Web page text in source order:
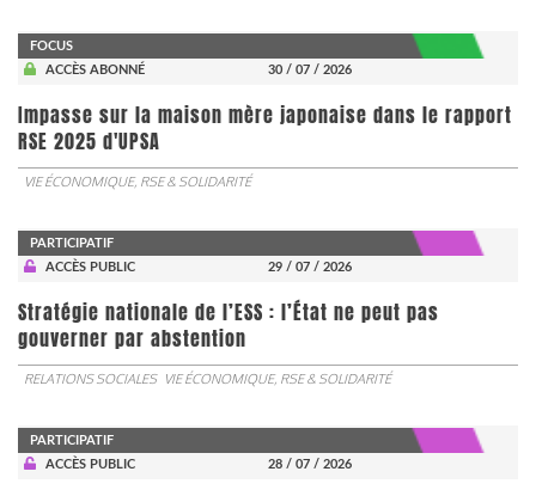
FOCUS
ACCÈS ABONNÉ
30 / 07 / 2026
Impasse sur la maison mère japonaise dans le rapport
RSE 2025 d'UPSA
VIE ÉCONOMIQUE, RSE & SOLIDARITÉ
PARTICIPATIF
ACCÈS PUBLIC
29 / 07 / 2026
Stratégie nationale de l’ESS : l’État ne peut pas
gouverner par abstention
RELATIONS SOCIALES VIE ÉCONOMIQUE, RSE & SOLIDARITÉ
PARTICIPATIF
ACCÈS PUBLIC
28 / 07 / 2026